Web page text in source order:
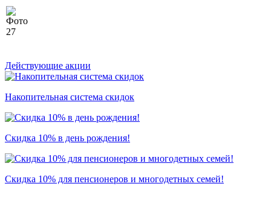
Действующие акции
Накопительная система скидок
Скидка 10% в день рождения!
Скидка 10% для пенсионеров и многодетных семей!